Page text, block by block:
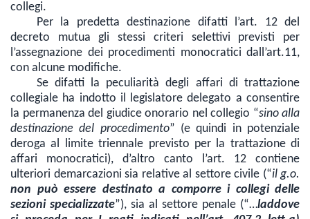
collegi.
Per la predetta destinazione difatti l’art. 12 del
decreto mutua gli stessi criteri selettivi previsti per
l’assegnazione dei procedimenti monocratici dall’art.11,
con alcune modifiche.
Se difatti la peculiarità degli affari di trattazione
collegiale ha indotto il legislatore delegato a consentire
la permanenza del giudice onorario nel collegio “sino alla
destinazione del procedimento” (e quindi in potenziale
deroga al limite triennale previsto per la trattazione di
affari monocratici), d’altro canto l’art. 12 contiene
ulteriori demarcazioni sia relative al settore civile (“il g.o.
non può essere destinato a comporre i collegi delle
sezioni specializzate”), sia al settore penale (“…laddove